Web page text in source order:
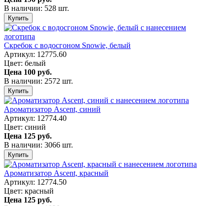
В наличии: 528 шт.
Купить
Скребок с водосгоном Snowie, белый
Артикул: 12775.60
Цвет: белый
Цена 100 руб.
В наличии: 2572 шт.
Купить
Ароматизатор Ascent, синий
Артикул: 12774.40
Цвет: синий
Цена 125 руб.
В наличии: 3066 шт.
Купить
Ароматизатор Ascent, красный
Артикул: 12774.50
Цвет: красный
Цена 125 руб.